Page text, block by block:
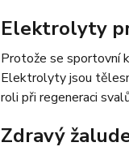
Elektrolyty
Protože se sportovní
Elektrolyty jsou
roli při regeneraci
Zdravý